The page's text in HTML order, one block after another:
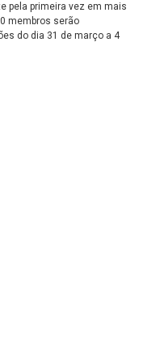
pela primeira vez em mais
membros serão
do dia 31 de março a 4